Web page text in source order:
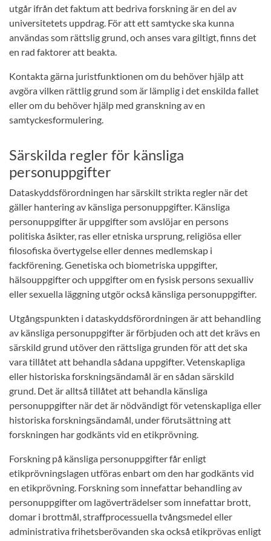
utgår ifrån det faktum att bedriva forskning är en del av
universitetets uppdrag. För att ett samtycke ska kunna
användas som rättslig grund, och anses vara giltigt, finns det
en rad faktorer att beakta.
Kontakta gärna juristfunktionen om du behöver hjälp att
avgöra vilken rättlig grund som är lämplig i det enskilda fallet
eller om du behöver hjälp med granskning av en
samtyckesformulering.
Särskilda regler för känsliga
personuppgifter
Dataskyddsförordningen har särskilt strikta regler när det
gäller hantering av känsliga personuppgifter. Känsliga
personuppgifter är uppgifter som avslöjar en persons
politiska åsikter, ras eller etniska ursprung, religiösa eller
filosofiska övertygelse eller dennes medlemskap i
fackförening. Genetiska och biometriska uppgifter,
hälsouppgifter och uppgifter om en fysisk persons sexualliv
eller sexuella läggning utgör också känsliga personuppgifter.
Utgångspunkten i dataskyddsförordningen är att behandling
av känsliga personuppgifter är förbjuden och att det krävs en
särskild grund utöver den rättsliga grunden för att det ska
vara tillåtet att behandla sådana uppgifter. Vetenskapliga
eller historiska forskningsändamål är en sådan särskild
grund. Det är alltså tillåtet att behandla känsliga
personuppgifter när det är nödvändigt för vetenskapliga eller
historiska forskningsändamål, under förutsättning att
forskningen har godkänts vid en etikprövning.
Forskning på känsliga personuppgifter får enligt
etikprövningslagen utföras enbart om den har godkänts vid
en etikprövning. Forskning som innefattar behandling av
personuppgifter om lagöverträdelser som innefattar brott,
domar i brottmål, straffprocessuella tvångsmedel eller
administrativa frihetsberövanden ska också etikprövas enligt